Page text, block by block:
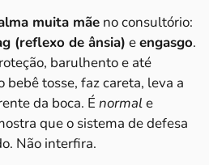
muita mãe no consultório:
(reflexo de ânsia) eengasgo.
barulhento e até
tosse, faz careta, leva a
da boca. É normale
que o sistema de defesa
Não interfira.